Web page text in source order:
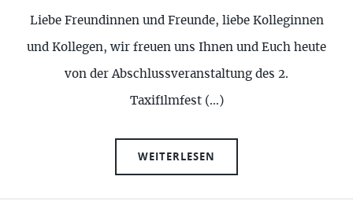
Liebe Freundinnen und Freunde, liebe Kolleginnen
und Kollegen, wir freuen uns Ihnen und Euch heute
von der Abschlussveranstaltung des 2.
Taxifilmfest (…)
WEITERLESEN